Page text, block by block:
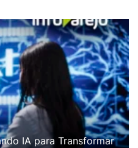
IA para Transformar